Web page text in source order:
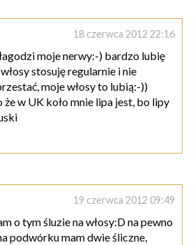
18 czerwca 2012 22:16
moje nerwy:-) bardzo lubię
stosuję regularnie i nie
moje włosy to lubią:-))
w UK koło mnie lipa jest, bo lipy
19 czerwca 2012 09:49
o tym śluzie na włosy:D na pewno
podwórku mam dwie śliczne,